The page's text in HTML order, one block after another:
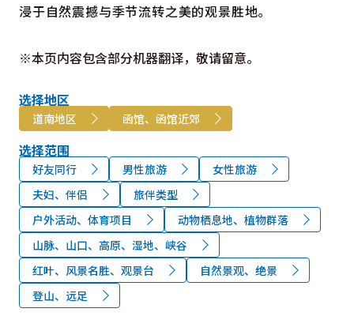
浸于自然震撼与季节流转之美的观景胜地。
※本页内容包含部分机器翻译，敬请留意。
选择地区
道南地区 函馆、函馆近郊
选择范围
好友同行 男性旅游
女性旅游
夫妇、伴侣
旅伴类型
户外活动、体育项目
动物栖息地、植物群落
山脉、山口、高原、湿地、峡谷
红叶、风景名胜、观景台
自然景观、绝景
登山、远足